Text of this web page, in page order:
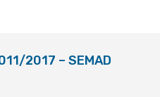
TERMO ADITIVO – 011/2017 – SEMAD